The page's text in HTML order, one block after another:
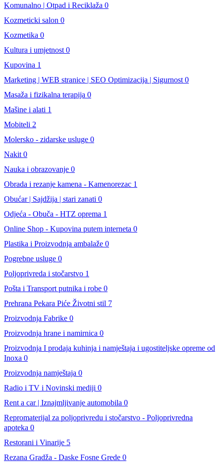
Komunalno | Otpad i Reciklaža 0
Kozmeticki salon 0
Kozmetika 0
Kultura i umjetnost 0
Kupovina 1
Marketing | WEB stranice | SEO Optimizacija | Sigurnost 0
Masaža i fizikalna terapija 0
Mašine i alati 1
Mobiteli 2
Molersko - zidarske usluge 0
Nakit 0
Nauka i obrazovanje 0
Obrada i rezanje kamena - Kamenorezac 1
Obućar | Sajdžija | stari zanati 0
Odjeća - Obuča - HTZ oprema 1
Online Shop - Kupovina putem interneta 0
Plastika i Proizvodnja ambalaže 0
Pogrebne usluge 0
Poljoprivreda i stočarstvo 1
Pošta i Transport putnika i robe 0
Prehrana Pekara Piće Životni stil 7
Proizvodnja Fabrike 0
Proizvodnja hrane i namirnica 0
Proizvodnja I prodaja kuhinja i namještaja i ugostiteljske opreme od
Inoxa 0
Proizvodnja namještaja 0
Radio i TV i Novinski mediji 0
Rent a car | Iznajmljivanje automobila 0
Repromaterijal za poljoprivredu i stočarstvo - Poljoprivredna
apoteka 0
Restorani i Vinarije 5
Rezana Gradža - Daske Fosne Grede 0